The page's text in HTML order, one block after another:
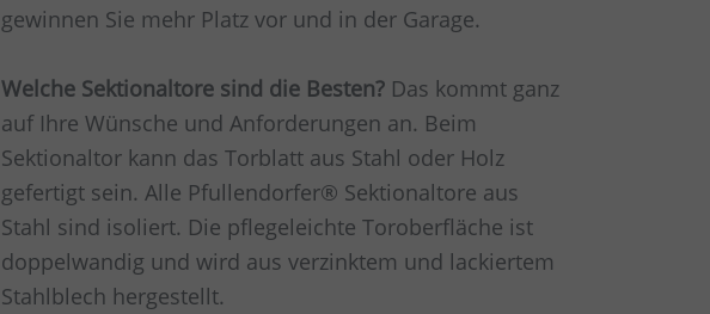
gewinnen Sie mehr Platz vor und in der Garage.
Welche Sektionaltore sind die Besten?Das kommt ganz
auf Ihre Wünsche und Anforderungen an. Beim
Sektionaltor kann das Torblatt aus Stahl oder Holz
gefertigt sein. Alle Pfullendorfer® Sektionaltore aus
Stahl sind isoliert. Die pflegeleichte Toroberfläche ist
doppelwandig und wird aus verzinktem und lackiertem
Stahlblech hergestellt.